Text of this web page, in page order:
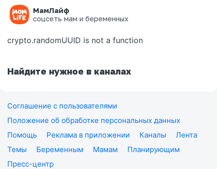
МамЛайф
соцсеть мам и беременных
Ошибка на странице
crypto.randomUUID is not a function
Найдите нужное в каналах
Соглашение с пользователями
Положение об обработке персональных данных
Помощь
Реклама в приложении Каналы
Лента
Темы
Беременным Мамам
Планирующим
Пресс-центр